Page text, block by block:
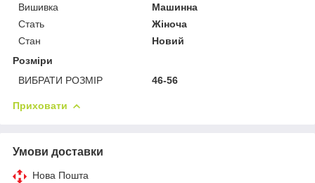
Вишивка
Машинна
Стать
Жіноча
Стан
Новий
Розміри
ВИБРАТИ РОЗМІР
46-56
Приховати
Умови доставки
Нова Пошта